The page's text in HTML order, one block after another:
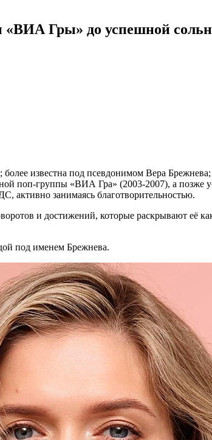
Гры» до успешной
известна под псевдонимом Вера
поп-группы «ВИА Гра» (2003-2007), а
занимаясь благотворительностью.
и достижений, которые раскрывают её
под именем Брежнева.